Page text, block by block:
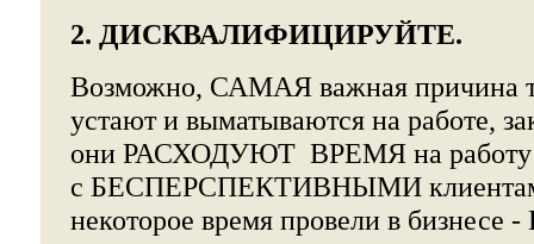
2. ДИСКВАЛИФИЦИРУЙТЕ.
Возможно, САМАЯ важная причина
устают и выматываются на работе,
они РАСХОДУЮТ ВРЕМЯ на работу
с БЕСПЕРСПЕКТИВНЫМИ
некоторое время провели в бизнесе